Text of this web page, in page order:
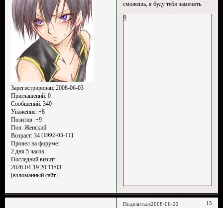
Зарегистрирован: 2008-06-03
Приглашений:0
Сообщений:340
Уважение: +8
Позитив: +9
Пол:Женский
Возраст:34 [1992-03-11]
Провел на форуме:
2 дня 5 часов
Последний визит:
2026-04-19 20:11:03
[взломанный сайт]
сможешь, я буду тебя заменять.
0
Поделиться 15
2008-06-22